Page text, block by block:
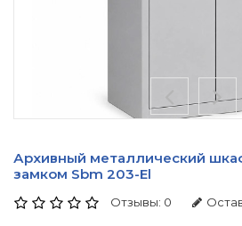
Архивный металлический
замком Sbm 203-El
Отзывы: 0